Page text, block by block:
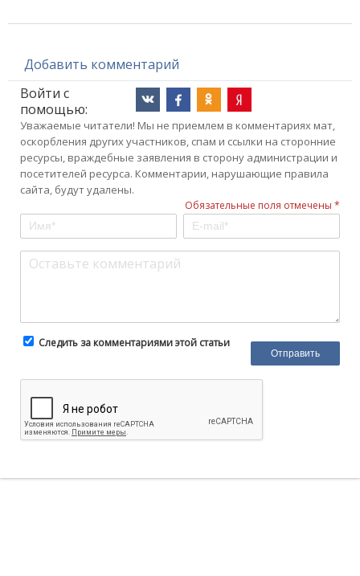
Добавить комментарий
Войти с
помощью:
Уважаемые читатели! Мы не приемлем в комментариях мат,
оскорбления других участников, спам и ссылки на сторонние
ресурсы, враждебные заявления в сторону администрации и
посетителей ресурса. Комментарии, нарушающие правила
сайта, будут удалены.
Обязательные поля отмечены *
Следить за комментариями этой статьи